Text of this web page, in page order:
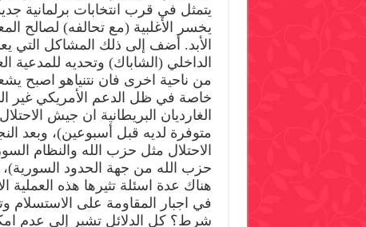
يتمثل في قرب انتخابات برلمانية
يخسر الأغلبية (مع تحالفه) لصالح
الأبد. أضف إلى ذلك المشاكل التي
الداخلي (الشاباك) وتحديه للمدعية
من ناحية اخرى فان نتنياهو اصبح
خاصة في ظل الدعم الأمريكي غير
الغارديان البريطانية ان جيش
متوفرة لديه قبل أسبوعين)، وبعد
الاحتلال مثل حزب الله والنظام
حزب الله من جهة الحدود السورية)،
هناك عدة اسئلة تثيرها هذه العملية
في اجبار المقاومة على الاستسلام
شرط؟ كل الدلائل تشير إلى عدم